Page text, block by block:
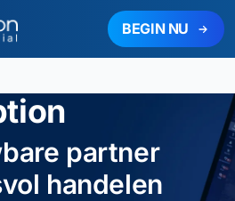
BEGIN NU
partner
handelen